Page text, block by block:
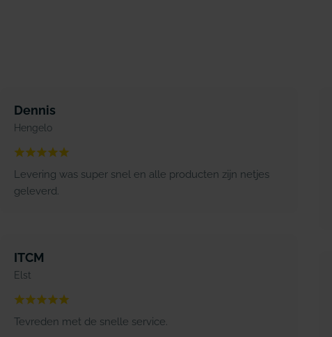
Dennis
Hengelo
Levering was super snel en alle producten zijn netjes
geleverd.
ITCM
Elst
Tevreden met de snelle service.